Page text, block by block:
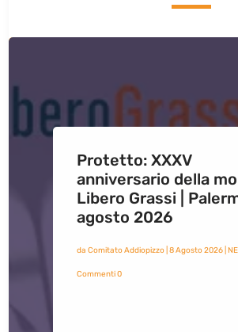
Protetto: XXXV
anniversario della
Libero Grassi |
agosto 2026
da Comitato Addiopizzo| 8 Agosto 2026|
Commenti 0